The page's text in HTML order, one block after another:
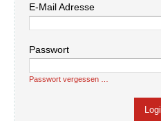
E-Mail Adresse
Passwort
Passwort vergessen …